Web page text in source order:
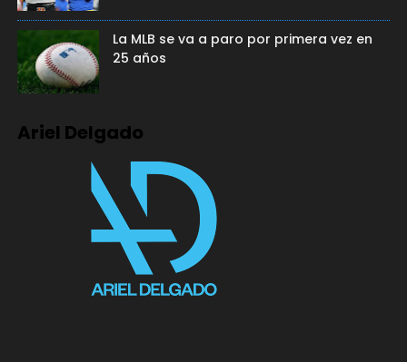
La MLB se va a paro por primera vez en
25 años
Ariel Delgado